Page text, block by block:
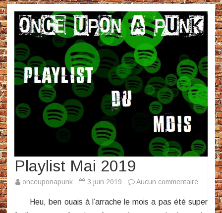
Playlist Mai 2019
onceuponapunk 3 juin 2019 Aucun commentaire
Playlist
Mai
Heu, ben ouais à l’arrache le mois a pas été super